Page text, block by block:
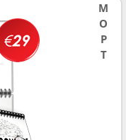
M
O
P
T